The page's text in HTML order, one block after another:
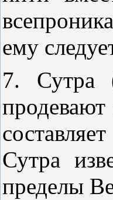
ему
7. Сутра
Сутра
пределы